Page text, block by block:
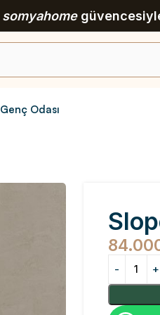
somyahome
Genç Odası